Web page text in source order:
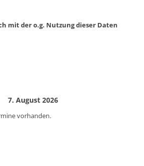
mit der o.g. Nutzung dieser Daten
7. August 2026
vorhanden.